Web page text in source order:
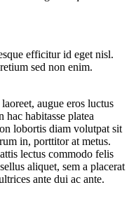
efficitur id eget nisl.
sed non enim.
augue eros luctus
hac habitasse platea
lobortis diam volutpat sit
in, porttitor at metus.
lectus commodo felis
aliquet, sem a placerat
ante dui ac ante.